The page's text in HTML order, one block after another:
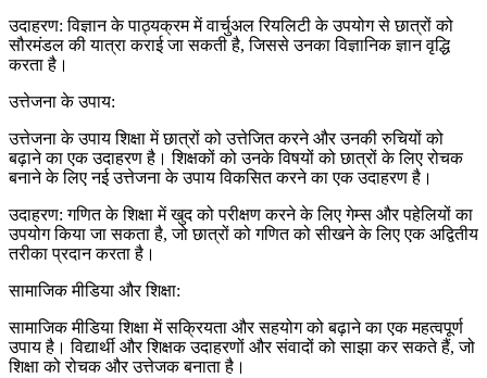
उदाहरण: विज्ञान के पाठ्यक्रम में वार्चुअल रियलिटी के उपयोग से छात्रों को
सौरमंडल की यात्रा कराई जा सकती है, जिससे उनका विज्ञानिक ज्ञान वृद्धि
करता है।
उत्तेजना के उपाय:
उत्तेजना के उपाय शिक्षा में छात्रों को उत्तेजित करने और उनकी रुचियों को
बढ़ाने का एक उदाहरण है। शिक्षकों को उनके विषयों को छात्रों के लिए रोचक
बनाने के लिए नई उत्तेजना के उपाय विकसित करने का एक उदाहरण है।
उदाहरण: गणित के शिक्षा में खुद को परीक्षण करने के लिए गेम्स और पहेलियों का
उपयोग किया जा सकता है, जो छात्रों को गणित को सीखने के लिए एक अद्वितीय
तरीका प्रदान करता है।
सामाजिक मीडिया और शिक्षा:
सामाजिक मीडिया शिक्षा में सक्रियता और सहयोग को बढ़ाने का एक महत्वपूर्ण
उपाय है। विद्यार्थी और शिक्षक उदाहरणों और संवादों को साझा कर सकते हैं, जो
शिक्षा को रोचक और उत्तेजक बनाता है।